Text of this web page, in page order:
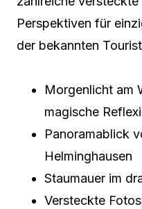
Perspektiven für
der bekannten
Morgenlicht am
magische
Panoramablick
Helminghausen
Staumauer im
Versteckte